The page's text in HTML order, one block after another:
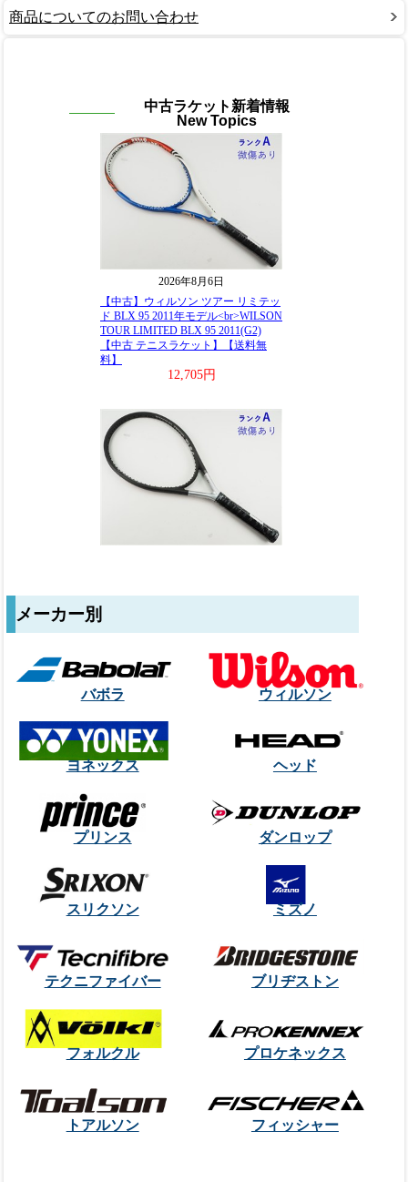
商品についてのお問い合わせ
中古ラケット新着情報
New Topics
メーカー別
バボラ ウィルソン
ヨネックス ヘッド
プリンス ダンロップ
スリクソン ミズノ
テクニファイバー ブリヂストン
フォルクル プロケネックス
トアルソン フィッシャー